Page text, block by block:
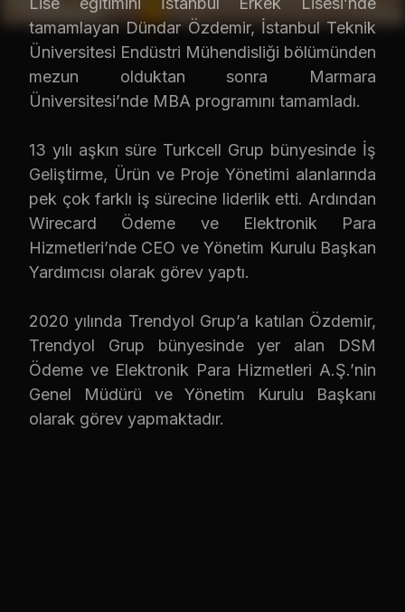
tamamlayan Dündar Özdemir, İstanbul Teknik
Üniversitesi Endüstri Mühendisliği bölümünden
mezun olduktan sonra Marmara
Üniversitesi’nde MBA programını tamamladı.
13 yılı aşkın süre Turkcell Grup bünyesinde İş
Geliştirme, Ürün ve Proje Yönetimi alanlarında
pek çok farklı iş sürecine liderlik etti. Ardından
Wirecard Ödeme ve Elektronik Para
Hizmetleri’nde CEO ve Yönetim Kurulu Başkan
Yardımcısı olarak görev yaptı.
2020 yılında Trendyol Grup’a katılan Özdemir,
Trendyol Grup bünyesinde yer alan DSM
Ödeme ve Elektronik Para Hizmetleri A.Ş.’nin
Genel Müdürü ve Yönetim Kurulu Başkanı
olarak görev yapmaktadır.